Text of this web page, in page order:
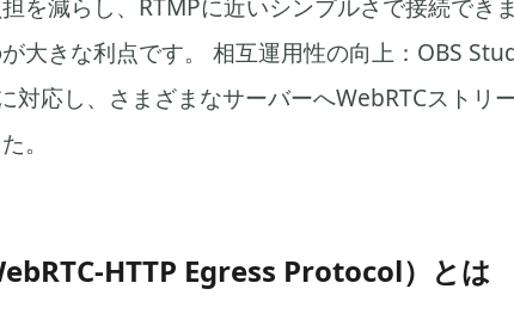
を減らし、RTMPに近いシンプルさで接続でき
大きな利点です。 相互運用性の向上：OBS
対応し、さまざまなサーバーへWebRTCストリ
。
HTTP Egress Protocol）とは